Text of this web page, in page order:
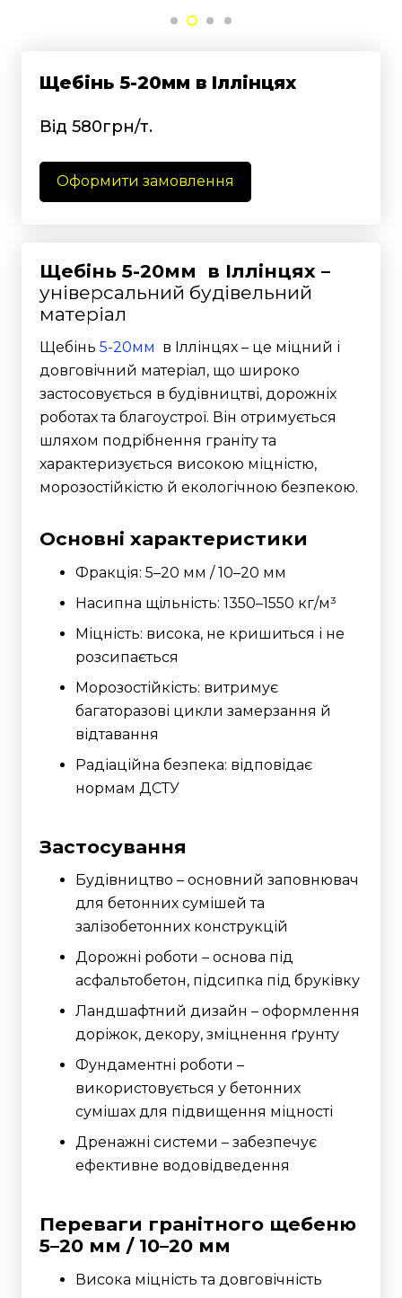
Щебінь 5-20мм в Іллінцях
Від 580грн/т.
Оформити замовлення
Щебінь 5-20мм в Іллінцях –
універсальний будівельний
матеріал
Щебінь 5-20мм в Іллінцях – це міцний і
довговічний матеріал, що широко
застосовується в будівництві, дорожніх
роботах та благоустрої. Він отримується
шляхом подрібнення граніту та
характеризується високою міцністю,
морозостійкістю й екологічною безпекою.
Основні характеристики
Фракція: 5–20 мм / 10–20 мм
Насипна щільність: 1350–1550 кг/м³
Міцність: висока, не кришиться і не
розсипається
Морозостійкість: витримує
багаторазові цикли замерзання й
відтавання
Радіаційна безпека: відповідає
нормам ДСТУ
Застосування
Будівництво – основний заповнювач
для бетонних сумішей та
залізобетонних конструкцій
Дорожні роботи – основа під
асфальтобетон, підсипка під бруківку
Ландшафтний дизайн – оформлення
доріжок, декору, зміцнення ґрунту
Фундаментні роботи –
використовується у бетонних
сумішах для підвищення міцності
Дренажні системи – забезпечує
ефективне водовідведення
Переваги гранітного щебеню
5–20 мм / 10–20 мм
Висока міцність та довговічність